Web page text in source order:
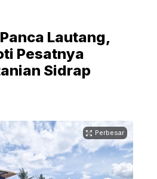
Lautang,
Pesatnya
Sidrap
Perbesar